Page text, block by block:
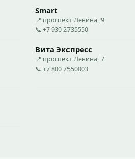
Smart
📍 проспект Ленина, 9
📞 +7 930 2735550
Вита Экспресс
📍 проспект Ленина, 7
📞 +7 800 7550003